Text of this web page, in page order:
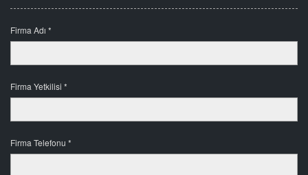
Firma Adı *
Firma Yetkilisi *
Firma Telefonu *